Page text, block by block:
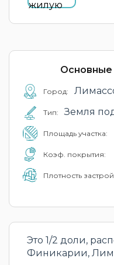
Основные
Город:
Тип: Земля
Площадь участка:
Коэф. покрытия:
Плотность
Это 1/2 доли,
Финикарии,